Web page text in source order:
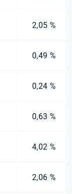
2,05 %
0,49 %
0,24 %
0,63 %
4,02 %
2,06 %